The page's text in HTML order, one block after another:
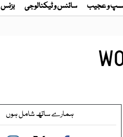
و عجیب سائنس و ٹیکنالوجی بزنس
ہمارے ساتھ شامل ہوں